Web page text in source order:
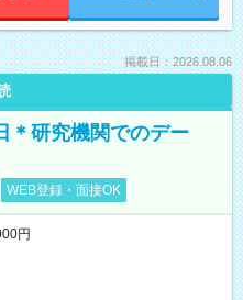
掲載日：2026.08.06
＊研究機関でのデー
WEB登録・面接OK
円